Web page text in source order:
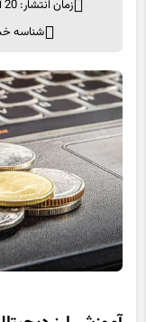
شناسه خبر: